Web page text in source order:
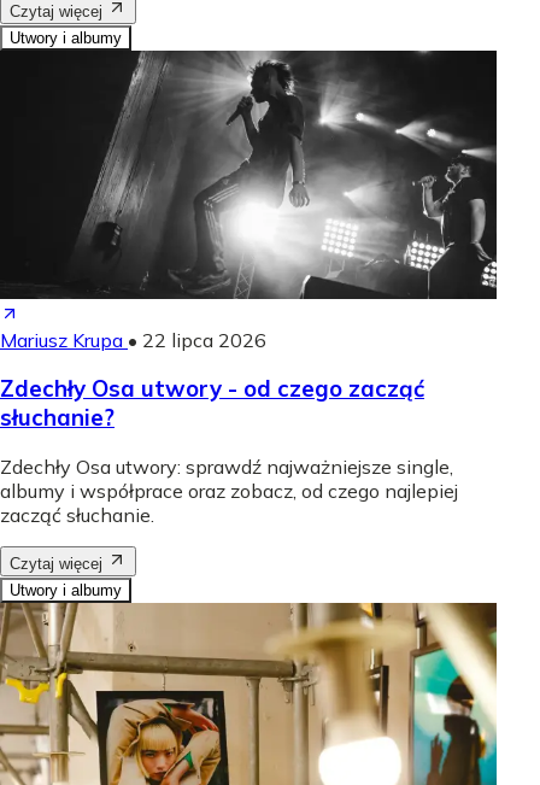
Czytaj więcej
Utwory i albumy
Mariusz Krupa • 22 lipca 2026
Zdechły Osa utwory - od czego zacząć
słuchanie?
Zdechły Osa utwory: sprawdź najważniejsze single,
albumy i współprace oraz zobacz, od czego najlepiej
zacząć słuchanie.
Czytaj więcej
Utwory i albumy